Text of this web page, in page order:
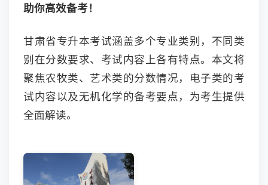
助你高效备考！
甘肃省专升本考试涵盖多个专业类别，不同类
别在分数要求、考试内容上各有特点。本文将
聚焦农牧类、艺术类的分数情况，电子类的考
试内容以及无机化学的备考要点，为考生提供
全面解读。